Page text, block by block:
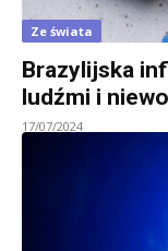
Ze świata
Brazylijska
ludźmi i
17/07/2024